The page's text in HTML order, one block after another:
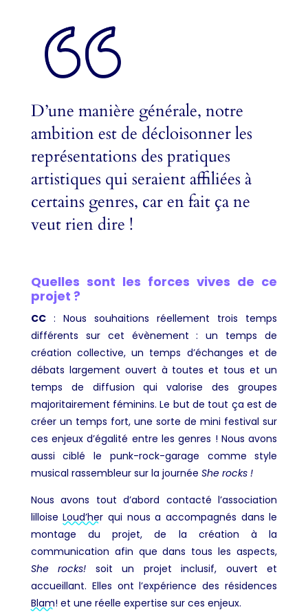
D’une manière générale, notre
ambition est de décloisonner les
représentations des pratiques
artistiques qui seraient affiliées à
certains genres, car en fait ça ne
veut rien dire !
Quelles sont les forces vives de ce
projet ?
CC: Nous souhaitions réellement trois temps
différents sur cet évènement : un temps de
création collective, un temps d’échanges et de
débats largement ouvert à toutes et tous et un
temps de diffusion qui valorise des groupes
majoritairement féminins. Le but de tout ça est de
créer un temps fort, une sorte de mini festival sur
ces enjeux d’égalité entre les genres ! Nous avons
aussi ciblé le punk-rock-garage comme style
musical rassembleur sur la journée She rocks !
Nous avons tout d’abord contacté l’association
lilloise Loud’her qui nous a accompagnés dans le
montage du projet, de la création à la
communication afin que dans tous les aspects,
She rocks! soit un projet inclusif, ouvert et
accueillant. Elles ont l’expérience des résidences
Blam! et une réelle expertise sur ces enjeux.